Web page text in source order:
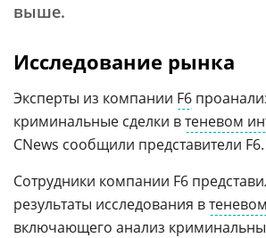
выше.
Исследование рынка
Эксперты из компании F6
криминальные сделки втеневом
CNews сообщили представители F6.
Сотрудники компании F6
результаты исследования в
включающего анализ